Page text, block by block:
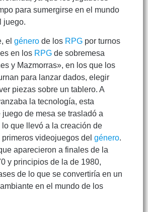
para sumergirse en el mundo
juego.
el género de los RPG por turnos
en los RPG de sobremesa
y Mazmorras», en los que los
para lanzar dados, elegir
piezas sobre un tablero. A
la tecnología, esta
de mesa se trasladó a
lo que llevó a la creación de
videojuegos del género.
aparecieron a finales de la
y principios de la de 1980,
de lo que se convertiría en un
en el mundo de los